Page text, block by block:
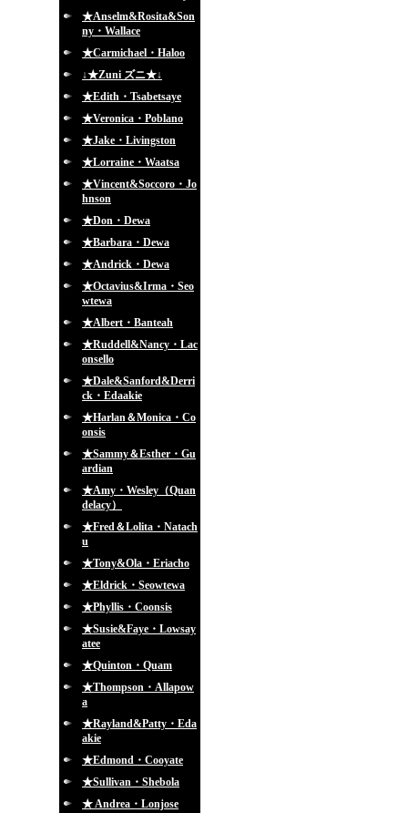
★Anselm&Rosita&Son
ny・Wallace
★Carmichael・Haloo
↓★Zuni ズニ★↓
★Edith・Tsabetsaye
★Veronica・Poblano
★Jake・Livingston
★Lorraine・Waatsa
★Vincent&Soccoro・Jo
hnson
★Don・Dewa
★Barbara・Dewa
★Andrick・Dewa
★Octavius&Irma・Seo
wtewa
★Albert・Banteah
★Ruddell&Nancy・Lac
onsello
★Dale&Sanford&Derri
ck・Edaakie
★Harlan＆Monica・Co
onsis
★Sammy＆Esther・Gu
ardian
★Amy・Wesley（Quan
delacy）
★Fred＆Lolita・Natach
u
★Tony&Ola・Eriacho
★Eldrick・Seowtewa
★Phyllis・Coonsis
★Susie&Faye・Lowsay
atee
★Quinton・Quam
★Thompson・Allapow
a
★Rayland&Patty・Eda
akie
★Edmond・Cooyate
★Sullivan・Shebola
★ Andrea・Lonjose